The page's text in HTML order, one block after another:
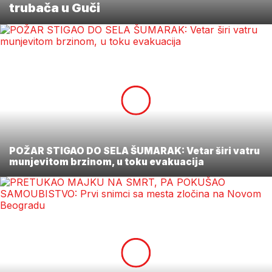
trubača u Guči
POŽAR STIGAO DO SELA ŠUMARAK: Vetar širi vatru
munjevitom brzinom, u toku evakuacija